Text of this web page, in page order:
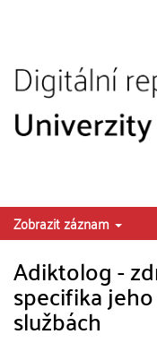
Zobrazit záznam
Adiktolog -
specifika
službách